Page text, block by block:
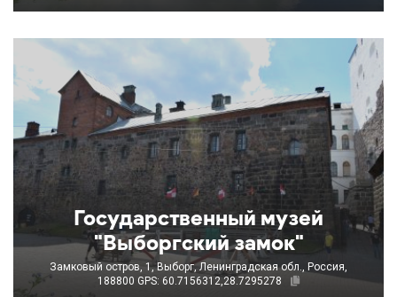
Государственный музей
"Выборгский замок"
Замковый остров, 1, Выборг, Ленинградская обл., Россия,
188800 GPS: 60.7156312,28.7295278